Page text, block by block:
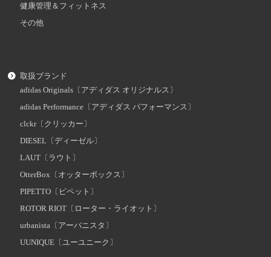
健康管理＆フィットネス
その他
取扱ブランド
adidas Originals〔アディダス オリジナルス〕
adidas Performance〔アディダス パフォーマンス〕
clckr〔クリッカー〕
DIESEL〔ディーゼル〕
LAUT〔ラウト〕
OtterBox〔オッターボックス〕
PIPETTO〔ピペット〕
ROTOR RIOT〔ローター・ライオット〕
urbanista〔アーバニスタ〕
UUNIQUE〔ユーユニーク〕